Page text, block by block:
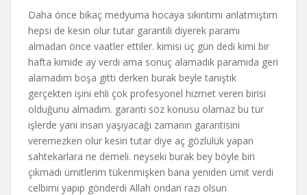
Daha önce bikaç medyuma hocaya sıkıntımı anlatmıştım
hepsi de kesin olur tutar garantili diyerek paramı
almadan önce vaatler ettiler. kimisi üç gün dedi kimi bir
hafta kimide ay verdi ama sonuç alamadık paramıda geri
alamadım boşa gitti derken burak beyle tanıştık
gerçekten işini ehli çok profesyonel hizmet veren birisi
olduğunu almadım. garanti söz konusu olamaz bu tür
işlerde yani insan yaşıyacağı zamanın garantisini
veremezken olur kesin tutar diye aç gözlülük yapan
sahtekarlara ne demeli. neyseki burak bey böyle biri
çıkmadı ümitlerim tükenmişken bana yeniden ümit verdi
celbimi yapıp gönderdi Allah ondan razı olsun